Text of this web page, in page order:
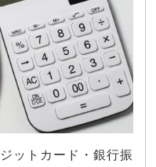
ットカード・銀行振